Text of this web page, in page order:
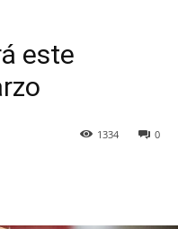
este
0
1334